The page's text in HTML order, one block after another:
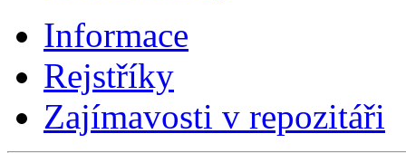
Informace
Rejstříky
Zajímavosti v repozitáři